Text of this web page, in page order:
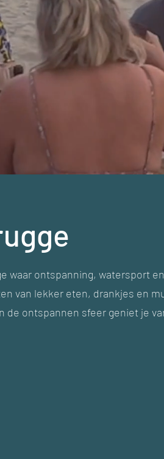
waar ontspanning, watersport
van lekker eten, drankjes en
ontspannen sfeer geniet je